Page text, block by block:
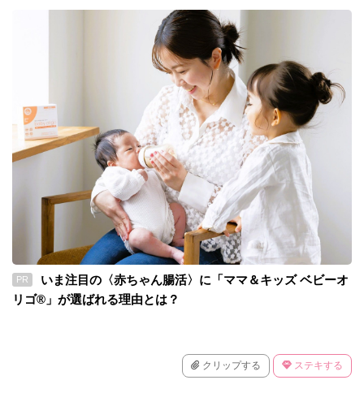
PR
いま注目の〈赤ちゃん腸活〉に「ママ＆キッズ ベビーオ
リゴ®」が選ばれる理由とは？
クリップする ステキする